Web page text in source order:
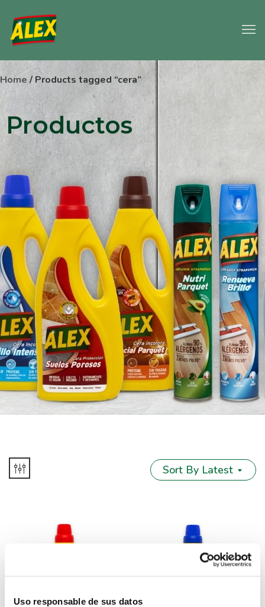
Uso responsable de sus datos
Home / Products tagged “cera”
Productos
Sort By Latest